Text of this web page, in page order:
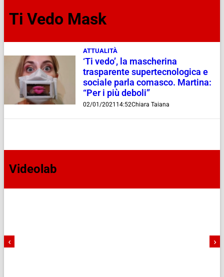
Ti Vedo Mask
ATTUALITÀ
‘Ti vedo’, la mascherina
trasparente supertecnologica e
sociale parla comasco. Martina:
“Per i più deboli”
02/01/2021 14:52Chiara Taiana
Videolab
‹ ›